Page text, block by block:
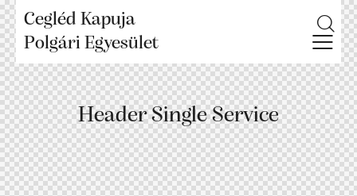
Cegléd Kapuja
Polgári Egyesület
Header Single Service